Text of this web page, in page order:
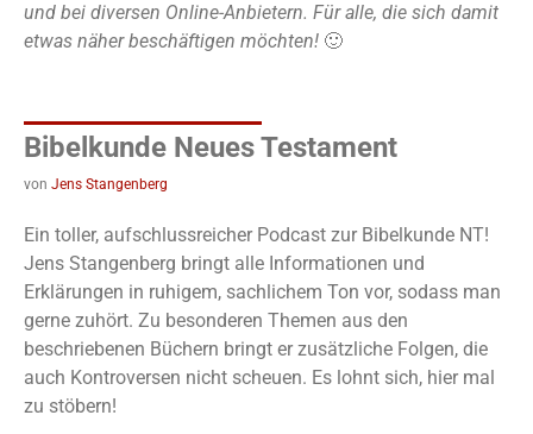
und bei diversen Online-Anbietern. Für alle, die sich damit
etwas näher beschäftigen möchten! 🙂
Bibelkunde Neues Testament
von Jens Stangenberg
Ein toller, aufschlussreicher Podcast zur Bibelkunde NT!
Jens Stangenberg bringt alle Informationen und
Erklärungen in ruhigem, sachlichem Ton vor, sodass man
gerne zuhört. Zu besonderen Themen aus den
beschriebenen Büchern bringt er zusätzliche Folgen, die
auch Kontroversen nicht scheuen. Es lohnt sich, hier mal
zu stöbern!